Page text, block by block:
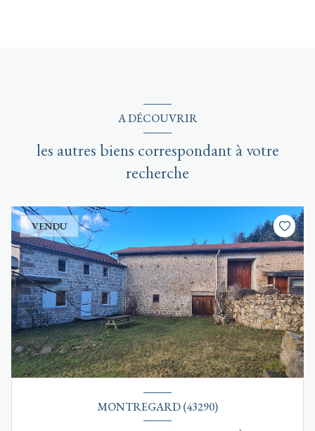
A DÉCOUVRIR
les autres biens correspondant à votre
recherche
VENDU
MONTREGARD (43290)